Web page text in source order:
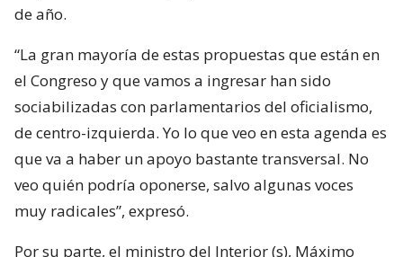
de año.
“La gran mayoría de estas propuestas que están en
el Congreso y que vamos a ingresar han sido
sociabilizadas con parlamentarios del oficialismo,
de centro-izquierda. Yo lo que veo en esta agenda es
que va a haber un apoyo bastante transversal. No
veo quién podría oponerse, salvo algunas voces
muy radicales”, expresó.
Por su parte, el ministro del Interior (s), Máximo